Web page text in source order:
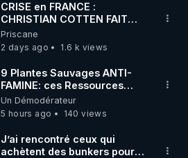
CRISE en FRANCE :
CHRISTIAN COTTEN FAIT
une étrange découverte
Priscane
2 days ago
1.6 k views
9 Plantes Sauvages ANTI-
FAMINE: ces Ressources
JARDIN&des Haies
Un Démodérateur
5 hours ago
140 views
J’ai rencontré ceux qui
achètent des bunkers pour